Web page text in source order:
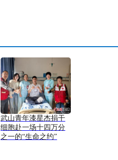
武山青年漆星杰捐干
细胞赴一场十四万分
之一的“生命之约”